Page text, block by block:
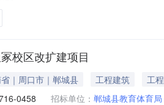
校区改扩建项目
｜周口市｜郸城县 工程建筑
工程
0458 招标单位： 郸城县教育体育局